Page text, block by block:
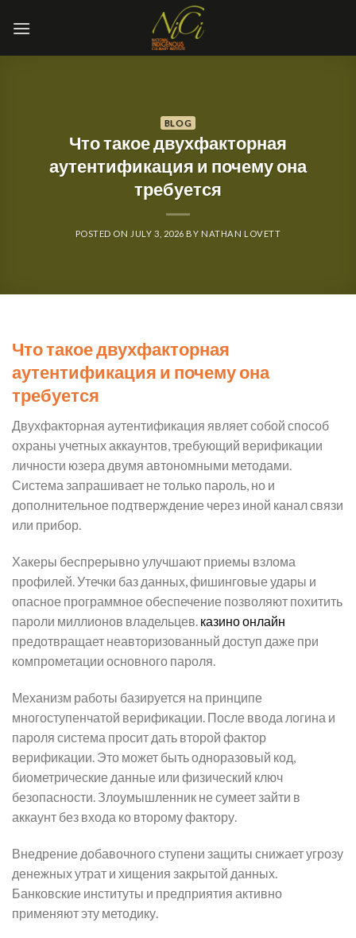
BLOG
Что такое двухфакторная
аутентификация и почему она
требуется
POSTED ON JULY 3, 2026 BYNATHAN LOVETT
Что такое двухфакторная
аутентификация и почему она
требуется
Двухфакторная аутентификация являет собой способ
охраны учетных аккаунтов, требующий верификации
личности юзера двумя автономными методами.
Система запрашивает не только пароль, но и
дополнительное подтверждение через иной канал связи
или прибор.
Хакеры беспрерывно улучшают приемы взлома
профилей. Утечки баз данных, фишинговые удары и
опасное программное обеспечение позволяют похитить
пароли миллионов владельцев. казино онлайн
предотвращает неавторизованный доступ даже при
компрометации основного пароля.
Механизм работы базируется на принципе
многоступенчатой верификации. После ввода логина и
пароля система просит дать второй фактор
верификации. Это может быть одноразовый код,
биометрические данные или физический ключ
безопасности. Злоумышленник не сумеет зайти в
аккаунт без входа ко второму фактору.
Внедрение добавочного ступени защиты снижает угрозу
денежных утрат и хищения закрытой данных.
Банковские институты и предприятия активно
применяют эту методику.